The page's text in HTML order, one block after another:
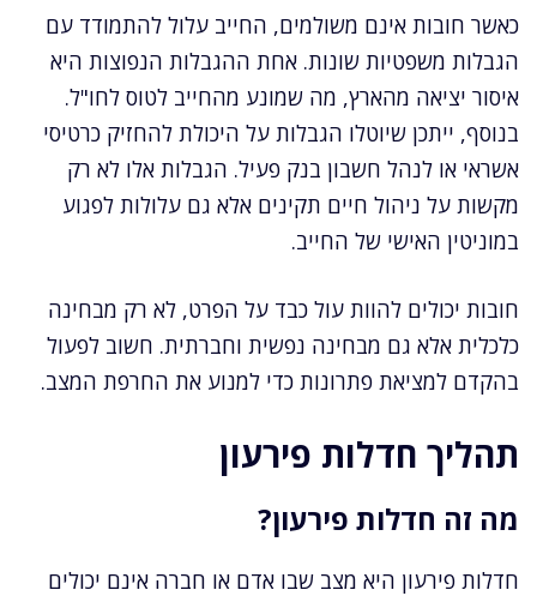
כאשר חובות אינם משולמים, החייב עלול להתמודד עם
הגבלות משפטיות שונות. אחת ההגבלות הנפוצות היא
איסור יציאה מהארץ, מה שמונע מהחייב לטוס לחו"ל.
בנוסף, ייתכן שיוטלו הגבלות על היכולת להחזיק כרטיסי
אשראי או לנהל חשבון בנק פעיל. הגבלות אלו לא רק
מקשות על ניהול חיים תקינים אלא גם עלולות לפגוע
במוניטין האישי של החייב.
חובות יכולים להוות עול כבד על הפרט, לא רק מבחינה
כלכלית אלא גם מבחינה נפשית וחברתית. חשוב לפעול
בהקדם למציאת פתרונות כדי למנוע את החרפת המצב.
תהליך חדלות פירעון
מה זה חדלות פירעון?
חדלות פירעון היא מצב שבו אדם או חברה אינם יכולים